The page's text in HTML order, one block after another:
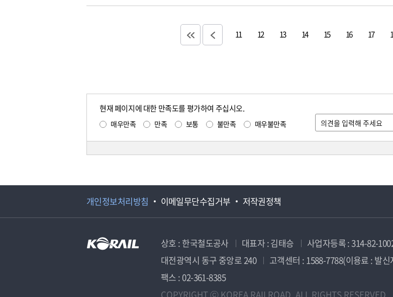
11 12 13 14 15 16 17
현재 페이지에 대한 만족도를 평가하여 주십시오.
매우만족 만족 보통 불만족 매우불만족
개인정보처리방침 이메일무단수집거부 저작권정책
상호 : 한국철도공사 대표자 : 김태승 사업자등록 : 314-82-
대전광역시 동구 중앙로 240
고객센터 : 1588-7788(이용료 : 발신
팩스 : 02-361-8385
COPYRIGHT ⓒ KOREA RAILROAD. ALL RIGHTS RESERVED.